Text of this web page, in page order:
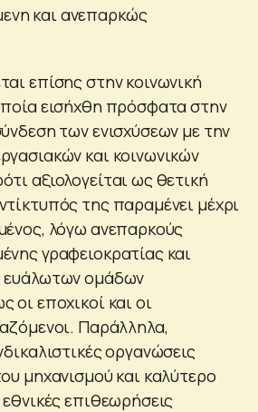
και ανεπαρκώς
επίσης στην κοινωνική
εισήχθη πρόσφατα στην
των ενισχύσεων με την
και κοινωνικών
αξιολογείται ως θετική
της παραμένει μέχρι
λόγω ανεπαρκούς
γραφειοκρατίας και
ευάλωτων ομάδων
οι εποχικοί και οι
Παράλληλα,
οργανώσεις
μηχανισμού και καλύτερο
επιθεωρήσεις